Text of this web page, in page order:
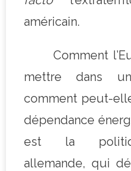
américain.
Comment
mettre dans
comment peut-
dépendance
est la
allemande, qui